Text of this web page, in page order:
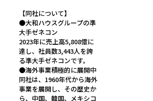
【同社について】
●大和ハウスグループの準
大手ゼネコン
2023年に売上高5,808億に
達し、社員数3,443人を誇
る準大手ゼネコンです。
●海外事業積極的に展開中
同社は、1960年代から海外
事業を展開し、その歴史か
ら、中国、韓国、メキシコ